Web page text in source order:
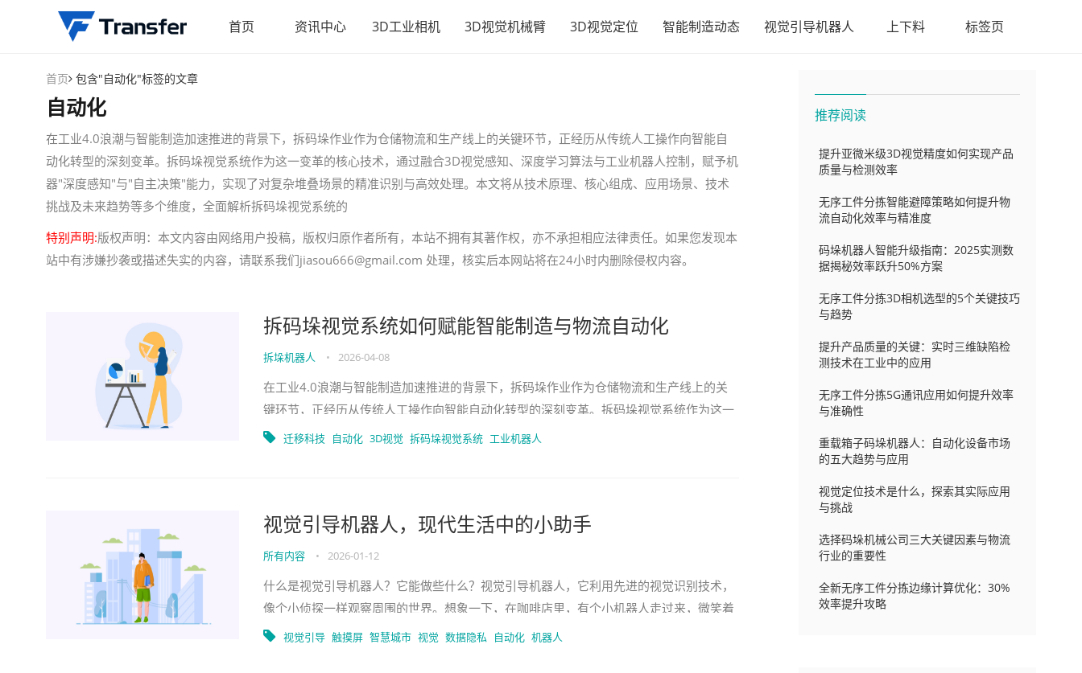
首页 资讯中心 3D工业相机 3D视觉机械臂 3D视觉定位 智能制造动态 视觉引导机器人 上下料 标签页
首页 包含"自动化"标签的文章
自动化
在工业4.0浪潮与智能制造加速推进的背景下，拆码垛作业作为仓储物流和生产线上的关键环节，正经历从传统人工操作向智能自
动化转型的深刻变革。拆码垛视觉系统作为这一变革的核心技术，通过融合3D视觉感知、深度学习算法与工业机器人控制，赋予机
器"深度感知"与"自主决策"能力，实现了对复杂堆叠场景的精准识别与高效处理。本文将从技术原理、核心组成、应用场景、技术
挑战及未来趋势等多个维度，全面解析拆码垛视觉系统的
特别声明:版权声明：本文内容由网络用户投稿，版权归原作者所有，本站不拥有其著作权，亦不承担相应法律责任。如果您发现本
站中有涉嫌抄袭或描述失实的内容，请联系我们jiasou666@gmail.com 处理，核实后本网站将在24小时内删除侵权内容。
拆码垛视觉系统如何赋能智能制造与物流自动化
拆垛机器人 • 2026-04-08
在工业4.0浪潮与智能制造加速推进的背景下，拆码垛作业作为仓储物流和生产线上的关
键环节，正经历从传统人工操作向智能自动化转型的深刻变革。拆码垛视觉系统作为这一
变革的核心技术，通过融合3D视觉感知、深度
迁移科技 自动化 3D视觉 拆码垛视觉系统 工业机器人
视觉引导机器人，现代生活中的小助手
所有内容 • 2026-01-12
什么是视觉引导机器人？它能做些什么？视觉引导机器人，它利用先进的视觉识别技术，
像个小侦探一样观察周围的世界。想象一下，在咖啡店里，有个小机器人走过来，微笑着
问：“请问您需要什么帮助吗？” 这就是视觉引
视觉引导 触摸屏 智慧城市 视觉 数据隐私 自动化 机器人
推荐阅读
提升亚微米级3D视觉精度如何实现产品
质量与检测效率
无序工件分拣智能避障策略如何提升物
流自动化效率与精准度
码垛机器人智能升级指南：2025实测数
据揭秘效率跃升50%方案
无序工件分拣3D相机选型的5个关键技巧
与趋势
提升产品质量的关键：实时三维缺陷检
测技术在工业中的应用
无序工件分拣5G通讯应用如何提升效率
与准确性
重载箱子码垛机器人：自动化设备市场
的五大趋势与应用
视觉定位技术是什么，探索其实际应用
与挑战
选择码垛机械公司三大关键因素与物流
行业的重要性
全新无序工件分拣边缘计算优化：30%
效率提升攻略